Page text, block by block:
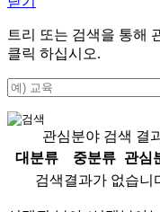
트리 또는 검색을 통해
클릭 하십시오.
관심분야 검색 결
대분류
중분류
관심
검색결과가 없습니